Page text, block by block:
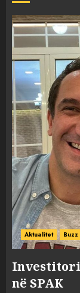
Aktualitet Buzz
në SPAK